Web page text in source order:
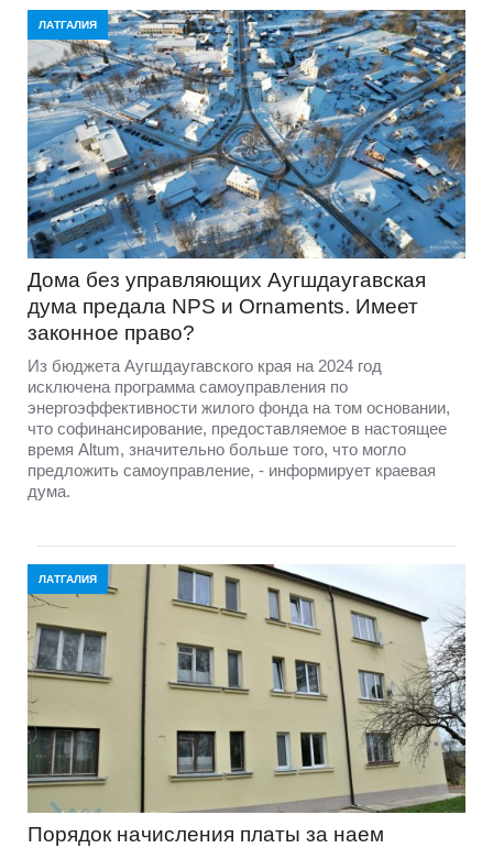
ЛАТГАЛИЯ
Дома без управляющих Аугшдаугавская
дума предала NPS и Ornaments. Имеет
законное право?
Из бюджета Аугшдаугавского края на 2024 год
исключена программа самоуправления по
энергоэффективности жилого фонда на том основании,
что софинансирование, предоставляемое в настоящее
время Altum, значительно больше того, что могло
предложить самоуправление, - информирует краевая
дума.
ЛАТГАЛИЯ
Порядок начисления платы за наем